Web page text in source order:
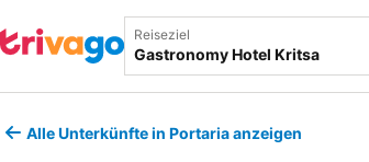
Reiseziel
Alle Unterkünfte in Portaria anzeigen